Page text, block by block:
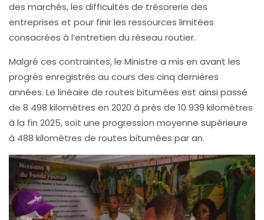
des marchés, les difficultés de trésorerie des
entreprises et pour finir les ressources limitées
consacrées à l’entretien du réseau routier.
Malgré ces contraintes, le Ministre a mis en avant les
progrès enregistrés au cours des cinq dernières
années. Le linéaire de routes bitumées est ainsi passé
de 8 498 kilomètres en 2020 à près de 10 939 kilomètres
à la fin 2025, soit une progression moyenne supérieure
à 488 kilomètres de routes bitumées par an.